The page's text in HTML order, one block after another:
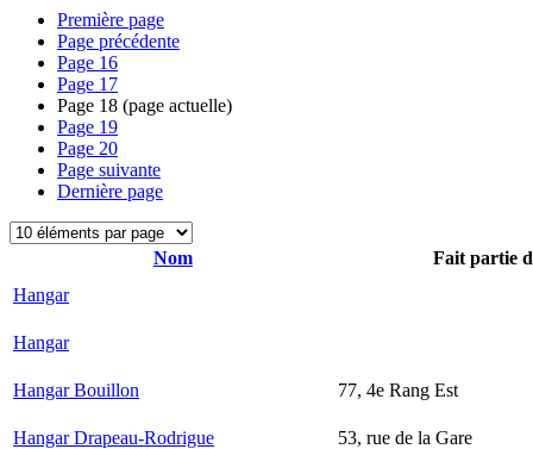
Première page
Page précédente
Page 16
Page 17
Page 18 (page actuelle)
Page 19
Page 20
Page suivante
Dernière page
Nom
Fait partie
Hangar
Hangar
Hangar Bouillon 77, 4e Rang Est
Hangar Drapeau-Rodrigue 53, rue de la Gare